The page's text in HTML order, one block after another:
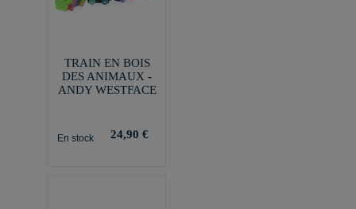
TRAIN EN BOIS
DES ANIMAUX -
ANDY WESTFACE
En stock 24,90 €